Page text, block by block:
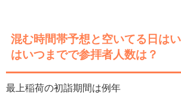
混む時間帯予想と空いてる日は
はいつまでで参拝者人数は？
最上稲荷の初詣期間は例年